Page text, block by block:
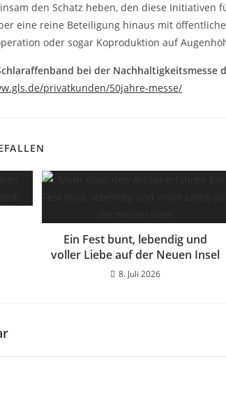
den Schatz heben, den diese Initiativen
eine reine Beteiligung hinaus mit
oder sogar Koproduktion auf
bei der Nachhaltigkeitsmesse
privatkunden/50jahre-messe/
Ein Fest bunt, lebendig und
voller Liebe auf der Neuen Insel
8. Juli 2026